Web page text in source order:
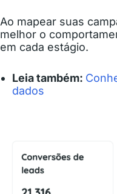
Ao mapear suas
melhor o
em cada estágio.
Leia também:
dados